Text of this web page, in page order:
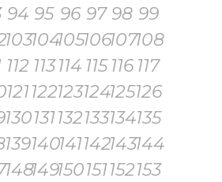
94 95 96 97 98 99
103104105106107108
112 113 114 115 116 117
121122123124125126
130131132133134135
139140141142143144
148149150151152153